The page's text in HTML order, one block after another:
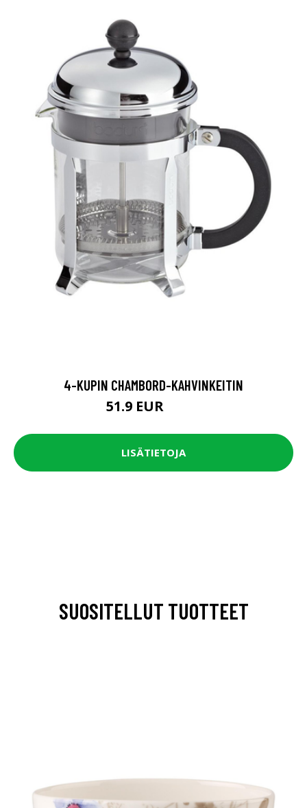
4-KUPIN CHAMBORD-KAHVINKEITIN
51.9 EUR
LISÄTIETOJA
SUOSITELLUT TUOTTEET